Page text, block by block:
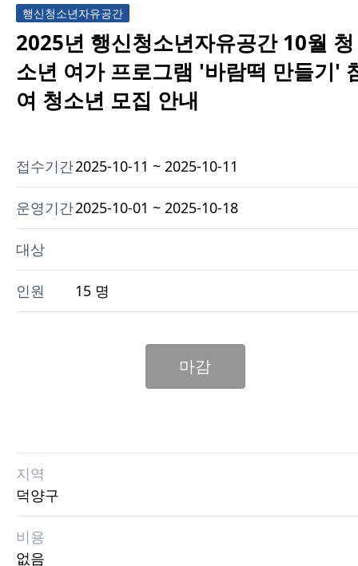
행신청소년자유공간
2025년 행신청소년자유공간 10월 청
소년 여가 프로그램 '바람떡 만들기'
여 청소년 모집 안내
접수기간2025-10-11 ~ 2025-10-11
운영기간2025-10-01 ~ 2025-10-18
대상
인원 15 명
마감
지역
덕양구
비용
없음